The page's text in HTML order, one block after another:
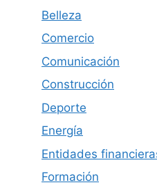
Belleza
Comercio
Comunicación
Construcción
Deporte
Energía
Entidades
Formación